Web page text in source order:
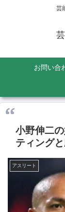
芸
お問い合
小野伸二
ティング
アスリート